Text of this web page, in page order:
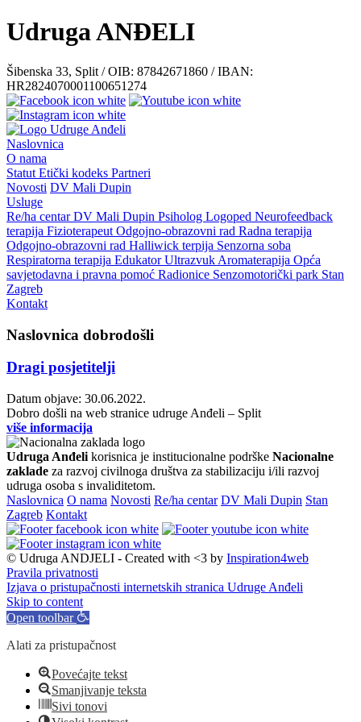
Udruga ANĐELI
Šibenska 33, Split / OIB: 87842671860 / IBAN:
HR2824070001100651274
Naslovnica
O nama
Statut Etički kodeks Partneri
Novosti DV Mali Dupin
Usluge
Re/ha centarDV Mali Dupin Psiholog Logoped Neurofeedback
terapija Fizioterapeut Odgojno-obrazovni rad Radna terapija
Odgojno-obrazovni rad Halliwick terpija Senzorna soba
Respiratorna terapija EdukatorUltrazvuk Aromaterapija Opća
savjetodavna i pravna pomoć Radionice Senzomotorički park Stan
Zagreb
Kontakt
Naslovnica dobrodošli
Dragi posjetitelji
Datum objave: 30.06.2022.
Dobro došli na web stranice udruge Anđeli – Split
više informacija
Udruga Anđeli korisnica je institucionalne podrške Nacionalne
zaklade za razvoj civilnoga društva za stabilizaciju i/ili razvoj
udruga osoba s invaliditetom.
Naslovnica O nama Novosti Re/ha centar DV Mali Dupin Stan
Zagreb Kontakt
© Udruga ANDJELI - Created with <3 by Inspiration4web
Pravila privatnosti
Izjava o pristupačnosti internetskih stranica Udruge Anđeli
Skip to content
Open toolbar
Alati za pristupačnost
Povećajte tekst
Smanjivanje teksta
Sivi tonovi